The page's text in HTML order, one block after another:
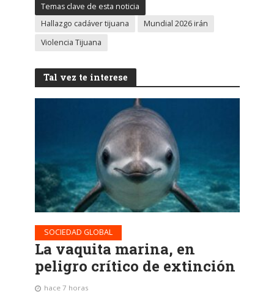
Temas clave de esta noticia
Hallazgo cadáver tijuana
Mundial 2026 irán
Violencia Tijuana
Tal vez te interese
SOCIEDAD GLOBAL
La vaquita marina, en
peligro crítico de extinción
hace 7 horas